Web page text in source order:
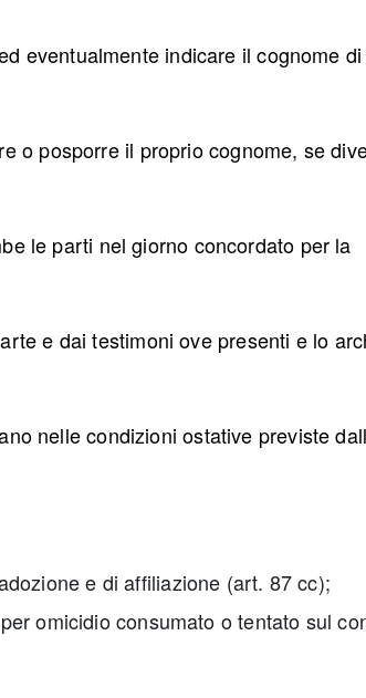
eventualmente indicare il cognome
o posporre il proprio cognome, se
le parti nel giorno concordato per la
e dai testimoni ove presenti e lo
nelle condizioni ostative previste
e di affiliazione (art. 87 cc);
omicidio consumato o tentato sul